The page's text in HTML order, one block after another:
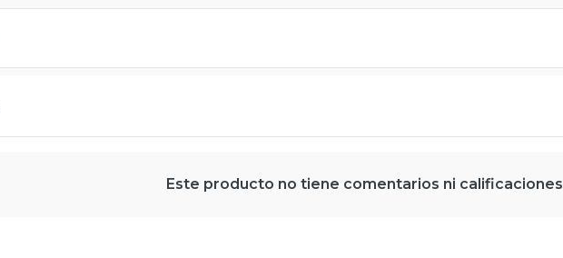
Este producto no tiene comentarios ni calificaciones